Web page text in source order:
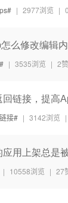
ps | 2977浏览 |
么修改编辑内
| 3535浏览 | 2赞
回链接，提高
接 | 3142浏览 |
用上架总是
| 10558浏览 | 27